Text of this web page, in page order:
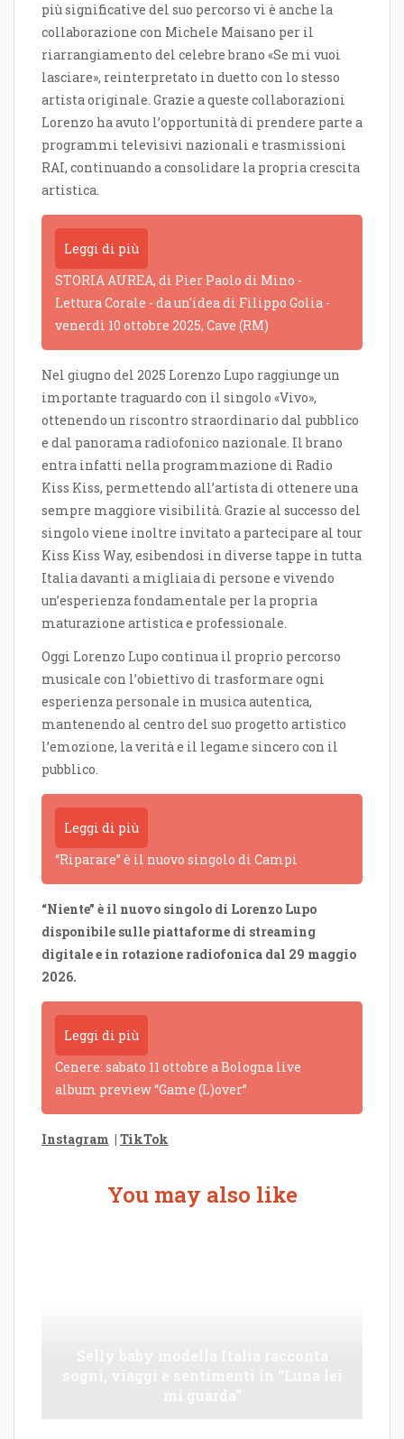
più significative del suo percorso vi è anche la
collaborazione con Michele Maisano per il
riarrangiamento del celebre brano «Se mi vuoi
lasciare», reinterpretato in duetto con lo stesso
artista originale. Grazie a queste collaborazioni
Lorenzo ha avuto l’opportunità di prendere parte a
programmi televisivi nazionali e trasmissioni
RAI, continuando a consolidare la propria crescita
artistica.
Leggi di più
STORIA AUREA, di Pier Paolo di Mino -
Lettura Corale - da un'idea di Filippo Golia -
venerdì 10 ottobre 2025, Cave (RM)
Nel giugno del 2025 Lorenzo Lupo raggiunge un
importante traguardo con il singolo «Vivo»,
ottenendo un riscontro straordinario dal pubblico
e dal panorama radiofonico nazionale. Il brano
entra infatti nella programmazione di Radio
Kiss Kiss, permettendo all’artista di ottenere una
sempre maggiore visibilità. Grazie al successo del
singolo viene inoltre invitato a partecipare al tour
Kiss Kiss Way, esibendosi in diverse tappe in tutta
Italia davanti a migliaia di persone e vivendo
un’esperienza fondamentale per la propria
maturazione artistica e professionale.
Oggi Lorenzo Lupo continua il proprio percorso
musicale con l’obiettivo di trasformare ogni
esperienza personale in musica autentica,
mantenendo al centro del suo progetto artistico
l’emozione, la verità e il legame sincero con il
pubblico.
Leggi di più
“Riparare” è il nuovo singolo di Campi
“Niente” è il nuovo singolo di Lorenzo Lupo
disponibile sulle piattaforme di streaming
digitale e in rotazione radiofonica dal 29 maggio
2026.
Leggi di più
Cenere: sabato 11 ottobre a Bologna live
album preview “Game (L)over”
Instagram | TikTok
You may also like